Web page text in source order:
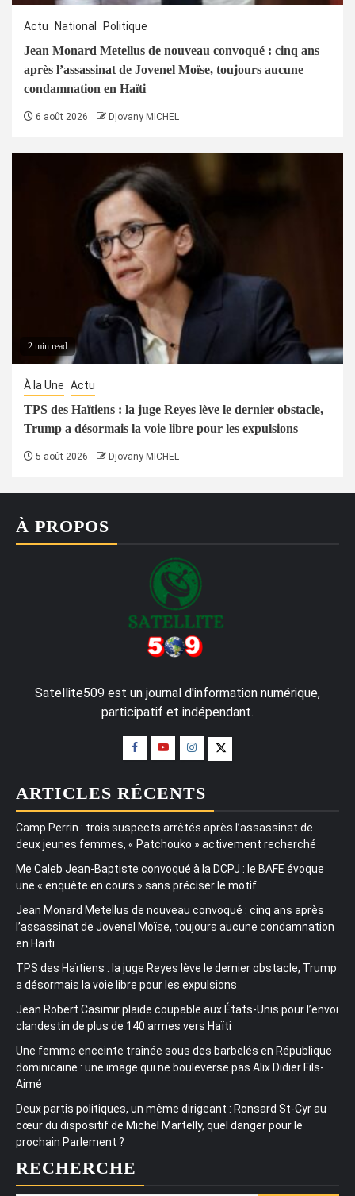
Actu National Politique
Jean Monard Metellus de nouveau convoqué : cinq ans
après l’assassinat de Jovenel Moïse, toujours aucune
condamnation en Haïti
6 août 2026 Djovany MICHEL
2 min read
À la Une Actu
TPS des Haïtiens : la juge Reyes lève le dernier obstacle,
Trump a désormais la voie libre pour les expulsions
5 août 2026 Djovany MICHEL
À PROPOS
Satellite509 est un journal d'information numérique,
participatif et indépendant.
ARTICLES RÉCENTS
Camp Perrin : trois suspects arrêtés après l’assassinat de
deux jeunes femmes, « Patchouko » activement recherché
Me Caleb Jean-Baptiste convoqué à la DCPJ : le BAFE évoque
une « enquête en cours » sans préciser le motif
Jean Monard Metellus de nouveau convoqué : cinq ans après
l’assassinat de Jovenel Moïse, toujours aucune condamnation
en Haïti
TPS des Haïtiens : la juge Reyes lève le dernier obstacle, Trump
a désormais la voie libre pour les expulsions
Jean Robert Casimir plaide coupable aux États-Unis pour l’envoi
clandestin de plus de 140 armes vers Haïti
Une femme enceinte traînée sous des barbelés en République
dominicaine : une image qui ne bouleverse pas Alix Didier Fils-
Aimé
Deux partis politiques, un même dirigeant : Ronsard St-Cyr au
cœur du dispositif de Michel Martelly, quel danger pour le
prochain Parlement ?
RECHERCHE